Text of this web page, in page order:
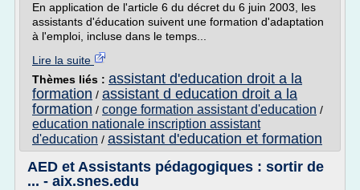
En application de l'article 6 du décret du 6 juin 2003, les
assistants d'éducation suivent une formation d'adaptation
à l'emploi, incluse dans le temps...
Lire la suite
Thèmes liés : assistant d'education droit a la
formation / assistant d education droit a la
formation / conge formation assistant d'education /
education nationale inscription assistant
d'education / assistant d'education et formation
AED et Assistants pédagogiques : sortir de
... - aix.snes.edu